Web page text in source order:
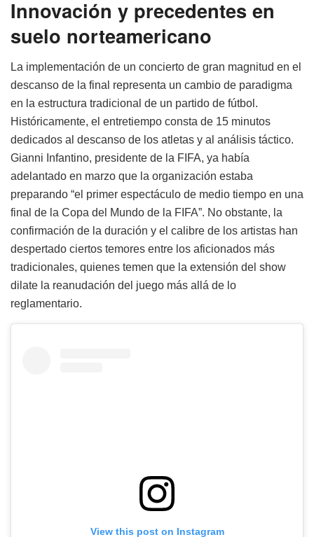
Innovación y precedentes en
suelo norteamericano
La implementación de un concierto de gran magnitud en el
descanso de la final representa un cambio de paradigma
en la estructura tradicional de un partido de fútbol.
Históricamente, el entretiempo consta de 15 minutos
dedicados al descanso de los atletas y al análisis táctico.
Gianni Infantino, presidente de la FIFA, ya había
adelantado en marzo que la organización estaba
preparando “el primer espectáculo de medio tiempo en una
final de la Copa del Mundo de la FIFA”. No obstante, la
confirmación de la duración y el calibre de los artistas han
despertado ciertos temores entre los aficionados más
tradicionales, quienes temen que la extensión del show
dilate la reanudación del juego más allá de lo
reglamentario.
View this post on Instagram